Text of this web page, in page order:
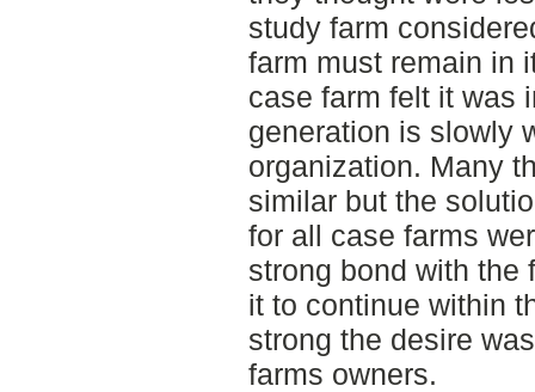
study farm
farm must remain in
case farm felt it was
generation is slowly
organization. Many
similar but the
for all case farms
strong bond with the
it to continue within
strong the desire
farms owners.